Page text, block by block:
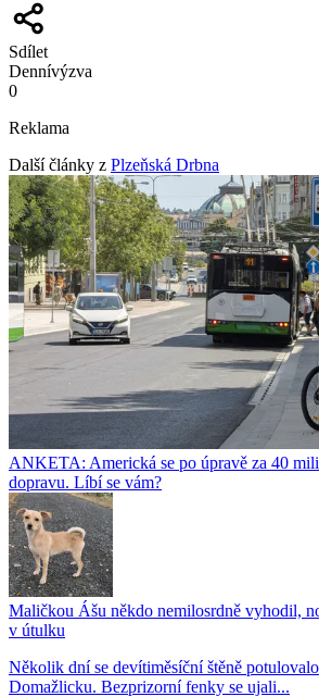
Sdílet
Dennívýzva
0
Reklama
Další články z Plzeňská Drbna
ANKETA: Americká se po úpravě za 40
dopravu. Líbí se vám?
Maličkou Ášu někdo nemilosrdně vyhodil,
v útulku
Několik dní se devítiměsíční štěně
Domažlicku. Bezprizorní fenky se ujali...